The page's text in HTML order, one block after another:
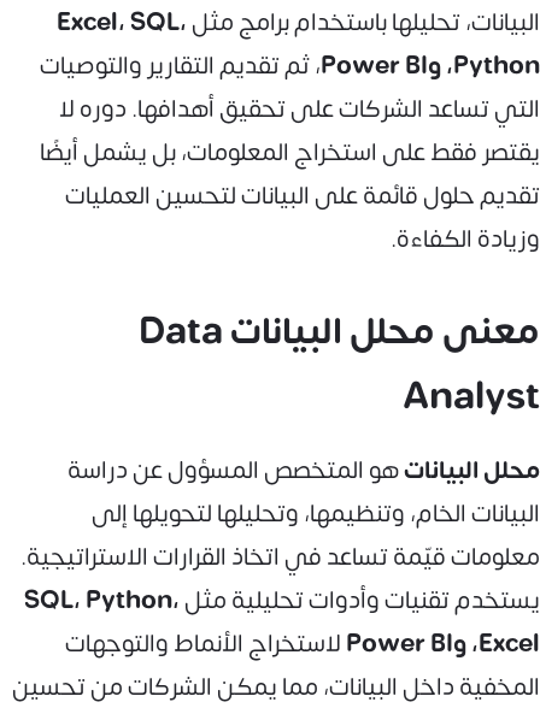
البيانات، تحليلها باستخدام برامج مثلExcel، SQL،
Python، وPower BI
، ثم تقديم التقارير والتوصيات
التي تساعد الشركات على تحقيق أهدافها. دوره لا
يقتصر فقط على استخراج المعلومات، بل يشمل أيضًا
تقديم حلول قائمة على البيانات لتحسين العمليات
وزيادة الكفاءة.
معنى محلل البيانات Data
Analyst
محلل البياناتهو المتخصص المسؤول عن دراسة
البيانات الخام، وتنظيمها، وتحليلها لتحويلها إلى
معلومات قيّمة تساعد في اتخاذ القرارات الاستراتيجية.
يستخدم تقنيات وأدوات تحليلية مثلSQL، Python،
Excel، وPower BI
لاستخراج الأنماط والتوجهات
المخفية داخل البيانات، مما يمكن الشركات من تحسين